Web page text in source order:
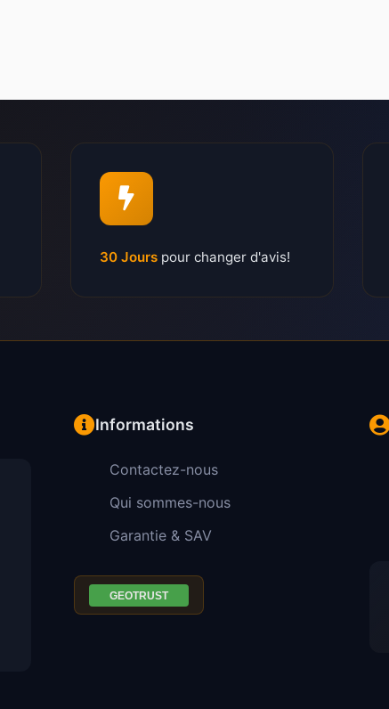
30 Jours pour changer d'avis!
Informations
Contactez-nous
Qui sommes-nous
Garantie & SAV